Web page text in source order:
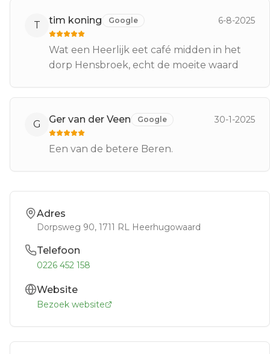
T tim koning Google 6-8-2025
Wat een Heerlijk eet café midden in het
dorp Hensbroek, echt de moeite waard
G Ger van der Veen Google 30-1-2025
Een van de betere Beren.
Adres
Dorpsweg 90, 1711 RL Heerhugowaard
Telefoon
0226 452 158
Website
Bezoek website